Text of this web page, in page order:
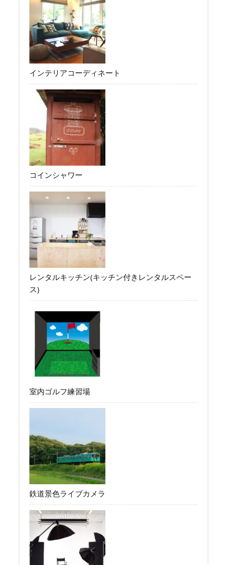
インテリアコーディネート
コインシャワー
レンタルキッチン(キッチン付きレンタルスペー
ス)
室内ゴルフ練習場
鉄道景色ライブカメラ